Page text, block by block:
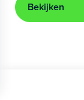
Bekijken